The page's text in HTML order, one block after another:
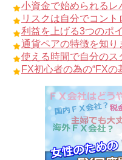
小資金で始められるレ
リスクは自分でコント
利益を上げる3つのポ
通貨ペアの特徴を知り
使える時間で自分のス
FX初心者の為の“FXの